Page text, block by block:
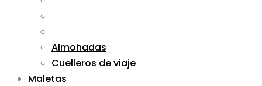
Almohadas
Cuelleros de viaje
Maletas